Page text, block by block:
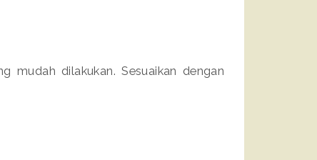
mudah dilakukan. Sesuaikan dengan